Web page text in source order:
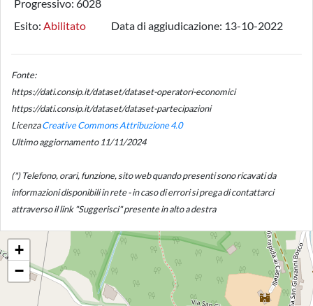
Progressivo: 6028
Esito: Abilitato Data di aggiudicazione: 13-10-2022
Fonte:
https://dati.consip.it/dataset/dataset-operatori-economici
https://dati.consip.it/dataset/dataset-partecipazioni
LicenzaCreative Commons Attribuzione 4.0
Ultimo aggiornamento 11/11/2024
(*) Telefono, orari, funzione, sito web quando presenti sono ricavati da
informazioni disponibili in rete - in caso di errori si prega di contattarci
attraverso il link "Suggerisci" presente in alto a destra
+
−